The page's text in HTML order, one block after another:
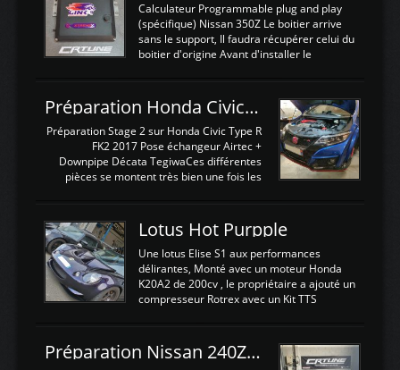
Calculateur Programmable plug and play
(spécifique) Nissan 350Z Le boitier arrive
sans le support, Il faudra récupérer celui du
boitier d'origine Avant d'installer le
d'envoyer l'information de la large bande
dans le boitier. sydney sweeney deepfake
La sortie 0-5V de l'afr sera connectée sur
l'entrée AN Volt 8 et GndAN pour
Analogique, et Volt car l'information est une
tension (Pas une résistance variable d'un
est temps de brancher le ...
Préparation Honda Civic Type R FK2
Préparation Stage 2 sur Honda Civic Type R
FK2 2017 Pose échangeur Airtec +
Downpipe Décata TegiwaCes différentes
pièces se montent très bien une fois les
légere découpe du plastique inferieur,
negénant en rien la structure ou le
fonctionnement du fond plat. Une
reprogrammation Stage 2 est faite sur le
calculateur d'origine. Une alternative
économique au passage sur Hondata
d'origine 310cv et 400Nn , Une fois
reprogrammé et les ...
Lotus Hot Purpple
Une lotus Elise S1 aux performances
délirantes, Monté avec un moteur Honda
K20A2 de 200cv , le propriétaire a ajouté un
compresseur Rotrex avec un Kit TTS
d'augmenter la puissance de son moteur:
un watercooler a été ajouté. 300Cv sans
Préparation Nissan 240Z SR20DET